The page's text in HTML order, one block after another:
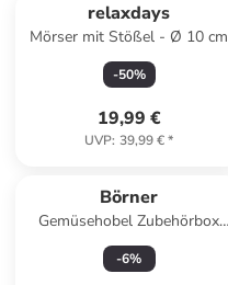
relaxdays
Mörser mit Stößel - Ø 10 cm
-50%
19,99 €
UVP: 39,99 €*
Börner
Gemüsehobel Zubehörbox
Schieberbox TrendLine ohne
Fuß in rot
-6%